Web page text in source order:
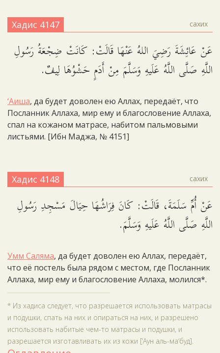
Хадис 4147 сахих
عَنْ عَائِشَةَ رَضِيَ اللهُ عَنْهَا قَالَتْ: كَانَتْ ضِجْعَةُ رَسُولِ
اللَّهِ صَلَّى اللَّهُ عَلَيهِ وَسَلَّمَ مِنْ أَدَمٍ حَشْوُهَا لِيفٌ.
‘Аиша, да будет доволен ею Аллах, передаёт, что
Посланник Аллаха, мир ему и благословение Аллаха,
спал на кожаном матрасе, набитом пальмовыми
листьями. [Ибн Маджа, № 4151]
Хадис 4148 сахих
عَنْ أُمِّ سَلَمَةَ، قَالَتْ: كَانَ فِرَاشُهَا حِيَالَ مَسْجِدِ رَسُولِ
اللَّهِ صَلَّى اللَّهُ عَلَيهِ وَسَلَّمَ.
Умм Саляма, да будет доволен ею Аллах, передаёт,
что её постель была рядом с местом, где Посланник
Аллаха, мир ему и благословение Аллаха, молился*.
* Из хадиса следует, что разрешается использовать матрасы
и подушки, спать на них и опираться на них, и разрешено
использовать набитые чем-то матрасы и подушки, и
разрешается изготавливать их из кожи [‘Аун аль-ма‘буд].